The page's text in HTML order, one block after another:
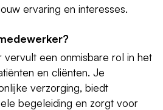
ervaring en interesses.
een onmisbare rol in het
en cliënten. Je
verzorging, biedt
begeleiding en zorgt voor